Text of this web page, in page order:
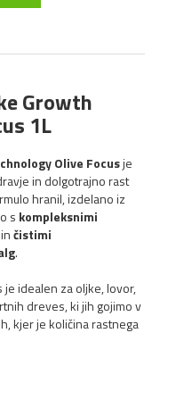
Growth
1L
Olive Focusje
in dolgotrajno rast
hranil, izdelano iz
s kompleksnimi
inčistimi
.
je idealen za oljke, lovor,
dreves, ki jih gojimo v
kjer je količina rastnega